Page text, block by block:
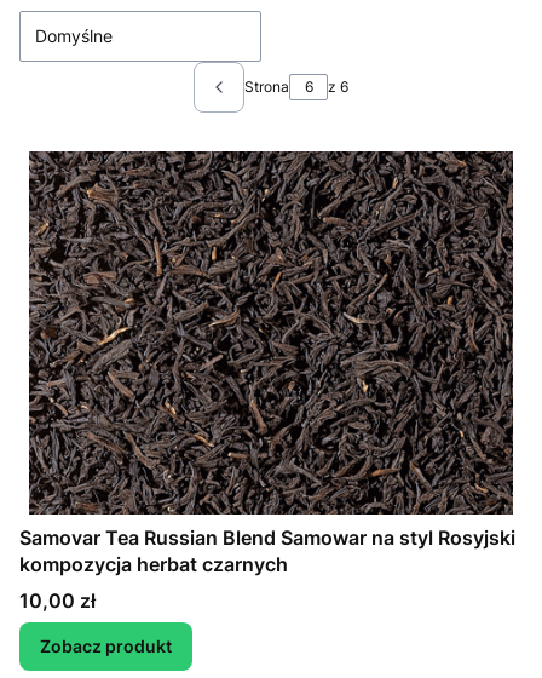
Domyślne
Poprzednie produkty
Strona z 6
Samovar Tea Russian Blend Samowar na styl Rosyjski
kompozycja herbat czarnych
Cena
10,00 zł
Zobacz produkt